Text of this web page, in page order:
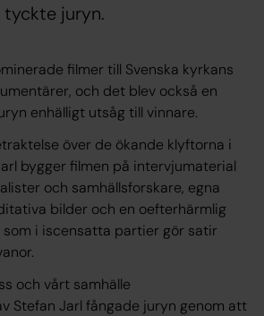
tyckte juryn.
filmer till Svenska kyrkans
och det blev också en
enhälligt utsåg till vinnare.
över de ökande klyftorna i
bygger filmen på intervjumaterial
och samhällsforskare, egna
bilder och en oefterhärmlig
som i iscensatta partier gör satir
och vårt samhälle
Stefan Jarl fångade juryn genom att